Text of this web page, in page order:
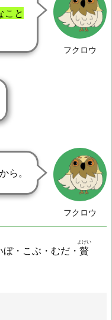
フクロウ
こと
フクロウ
ら。
・こぶ・むだ・ 贅
よけい